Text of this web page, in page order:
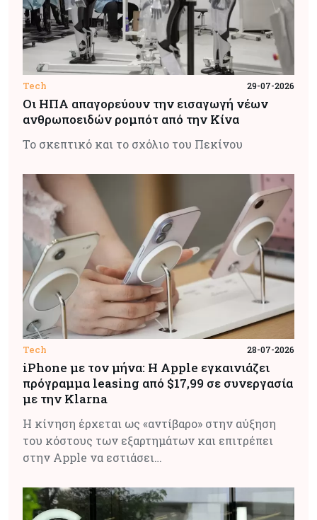
Tech 29-07-2026
Οι ΗΠΑ απαγορεύουν την εισαγωγή νέων
ανθρωποειδών ρομπότ από την Κίνα
Το σκεπτικό και το σχόλιο του Πεκίνου
Tech 28-07-2026
iPhone με τον μήνα: Η Apple εγκαινιάζει
πρόγραμμα leasing από $17,99 σε συνεργασία
με την Klarna
Η κίνηση έρχεται ως «αντίβαρο» στην αύξηση
του κόστους των εξαρτημάτων και επιτρέπει
στην Apple να εστιάσει…